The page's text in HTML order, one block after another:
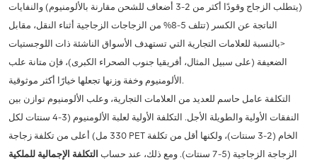
(يتطلب الزجاج وقودًا أكثر من 2-3 أضعاف للشحن مقارنة بالألومنيوم) والنفايات
الناتجة عن الكسر (تتلف 5-8% من الزجاجات الزجاجية أثناء النقل، مقابل
<بالنسبة للعلامات التجارية التي تستهدف الأسواق الناشئة ذات اللوجستيات
الضعيفة (على سبيل المثال، أفريقيا جنوب الصحراء الكبرى)، فإن متانة علب
الألومنيوم وخفة وزنها تجعلها خيارًا أكثر موثوقية.
التكلفة عامل حاسم للعديد من العلامات التجارية، وعلب الألومنيوم توازن بين
النفقات الأولية والطويلة الأجل. التكلفة الأولية لعلبة الألومنيوم (3-4 سنتات لكل
330 مل) أعلى من تكلفة زجاجة PET الخام (2-3 سنتات)، ولكنها أقل من تكلفة
الزجاجة الزجاجية (5-7 سنتات). ومع ذلك، عند حساب
التكلفة الإجمالية للملكية